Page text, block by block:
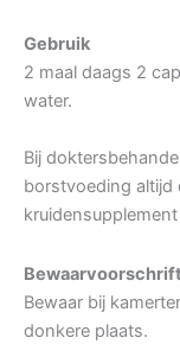
Gebruik
2 maal daags 2
water.
Bij
borstvoeding altijd
Bewaarvoorschrift
Bewaar bij
donkere plaats.